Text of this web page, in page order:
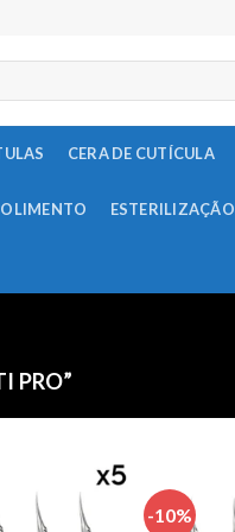
CERA DE CUTÍCULA
ESTERILIZAÇÃO
PRO”
-10%